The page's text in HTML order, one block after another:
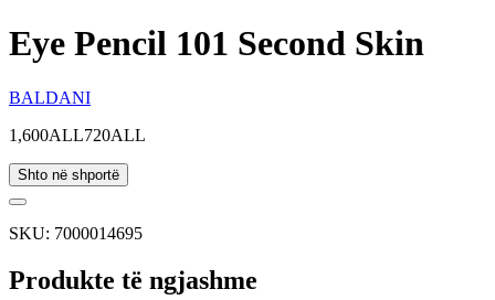
Eye Pencil 101 Second Skin
BALDANI
1,600ALL720ALL
Shto në shportë
SKU: 7000014695
Produkte të ngjashme